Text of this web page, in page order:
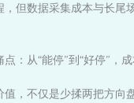
，但数据采集成本与长尾
：从“能停”到“好停”，
，不仅是少揉两把方向